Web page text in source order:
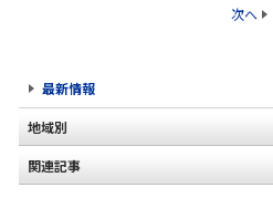
次へ
最新情報
地域別
北海道
関連記事